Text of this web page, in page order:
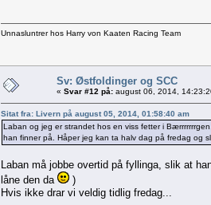
Unnasluntrer hos Harry von Kaaten Racing Team
Sv: Østfoldinger og SCC
« Svar #12 på: august 06, 2014,
Sitat fra: Livern på august 05, 2014, 01:58:40 am
Laban og jeg er strandet hos en viss fetter i
han finner på. Håper jeg kan ta halv dag på fredag og
Laban må jobbe overtid på fyllinga, slik at
låne den da
)
Hvis ikke drar vi veldig tidlig fredag...